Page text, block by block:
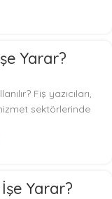
Yarar?
Fiş yazıcıları,
sektörlerinde
Yarar?